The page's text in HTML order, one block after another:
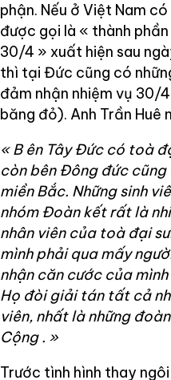
phận. Nếu ở Việt Nam
được gọi là « thành
30/4 » xuất hiện sau
thì tại Đức cũng có
đảm nhận nhiệm vụ 30/
băng đỏ). Anh Trần Huê
« B ên Tây Đức có toà
còn bên Đông đức
miền Bắc. Những sinh
nhóm Đoàn kết rất là
nhân viên của toà đại
mình phải qua mấy
nhận căn cước của
Họ đòi giải tán tất cả
viên, nhất là những
Cộng . »
Trước tình hình thay